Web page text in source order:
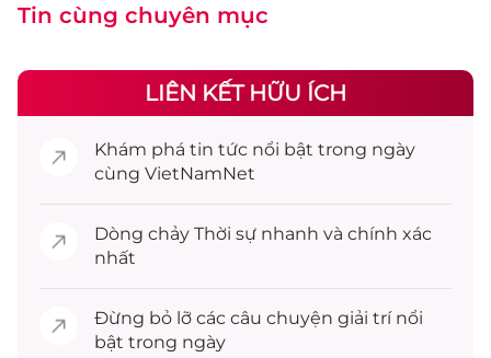
Tin cùng chuyên mục
LIÊN KẾT HỮU ÍCH
Khám phá tin tức nổi bật trong ngày
cùng VietNamNet
Dòng chảy Thời sự nhanh và chính xác
nhất
Đừng bỏ lỡ các câu chuyện giải trínổi
bật trong ngày